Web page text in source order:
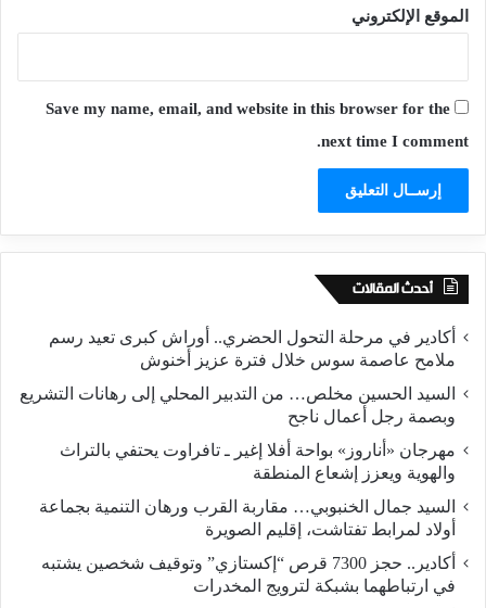
الموقع الإلكتروني
Save my name, email, and website in this browser for the
next time I comment.
أحدث المقالات
أكادير في مرحلة التحول الحضري.. أوراش كبرى تعيد رسم
ملامح عاصمة سوس خلال فترة عزيز أخنوش
السيد الحسين مخلص… من التدبير المحلي إلى رهانات التشريع
وبصمة رجل أعمال ناجح
مهرجان «أناروز» بواحة أفلا إغير ـ تافراوت يحتفي بالتراث
والهوية ويعزز إشعاع المنطقة
السيد جمال الخنبوبي… مقاربة القرب ورهان التنمية بجماعة
أولاد لمرابط تفتاشت، إقليم الصويرة
أكادير.. حجز 7300 قرص “إكستازي” وتوقيف شخصين يشتبه
في ارتباطهما بشبكة لترويج المخدرات